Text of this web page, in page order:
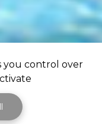
you control over